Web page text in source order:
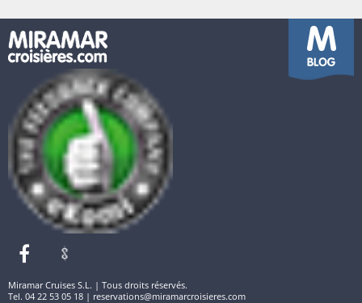
Miramar Cruises S.L. | Tous droits réservés.
Tel. 04 22 53 05 18 | reservations@miramarcroisieres.com